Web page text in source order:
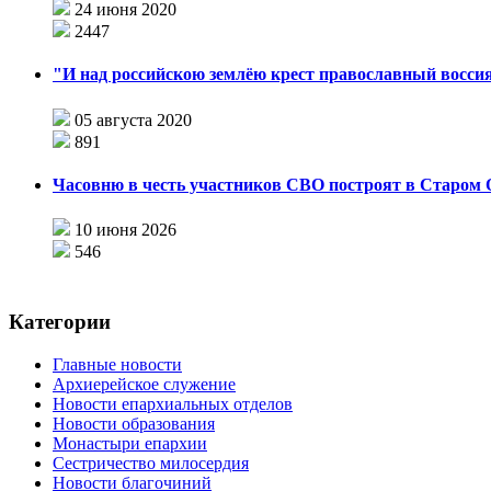
24 июня 2020
2447
"И над российскою землёю крест православный
05 августа 2020
891
Часовню в честь участников СВО построят в Старом
10 июня 2026
546
Категории
Главные новости
Архиерейское служение
Новости епархиальных отделов
Новости образования
Монастыри епархии
Сестричество милосердия
Новости благочиний